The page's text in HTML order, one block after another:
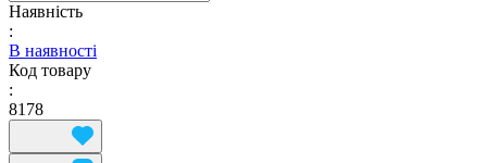
Наявність
:
В наявності
Код товару
:
8178